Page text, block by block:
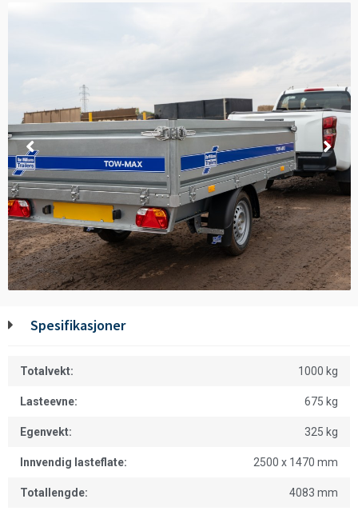
Spesifikasjoner
Totalvekt: 1000 kg
Lasteevne: 675 kg
Egenvekt: 325 kg
Innvendig lasteflate: 2500 x 1470 mm
Totallengde: 4083 mm